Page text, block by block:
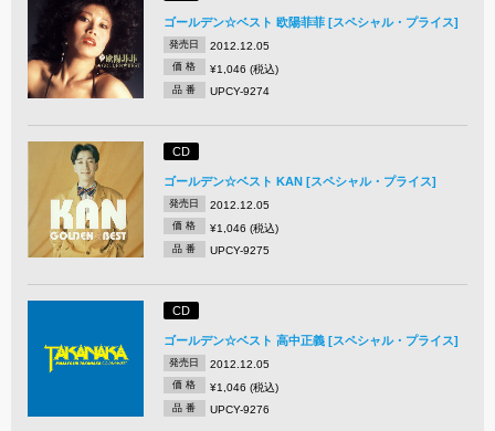
ゴールデン☆ベスト 欧陽菲菲 [スペシャル・プライス]
発売日 2012.12.05
価 格 ¥1,046 (税込)
品 番 UPCY-9274
CD
ゴールデン☆ベスト KAN [スペシャル・プライス]
発売日 2012.12.05
価 格 ¥1,046 (税込)
品 番 UPCY-9275
CD
ゴールデン☆ベスト 高中正義 [スペシャル・プライス]
発売日 2012.12.05
価 格 ¥1,046 (税込)
品 番 UPCY-9276